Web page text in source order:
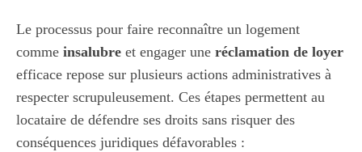
Le processus pour faire reconnaître un logement
comme insalubre et engager une réclamation de loyer
efficace repose sur plusieurs actions administratives à
respecter scrupuleusement. Ces étapes permettent au
locataire de défendre ses droits sans risquer des
conséquences juridiques défavorables :